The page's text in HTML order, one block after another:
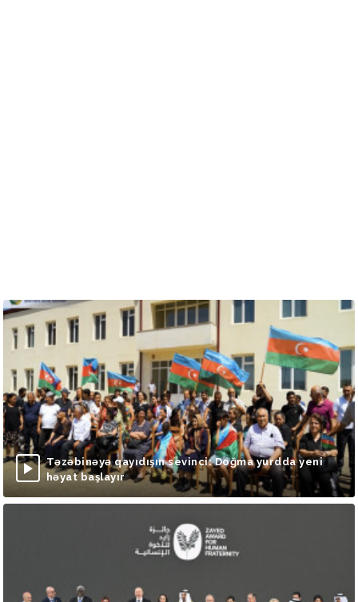
Təzəbinəyə qayıdışın sevinci: Doğma yurdda yeni
həyat başlayır